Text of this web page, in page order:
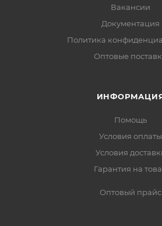
Вакансии
Документация
Политика
Оптовые
Помощь
Условия оплаты
Условия
Гарантия на
Оптовый прайс